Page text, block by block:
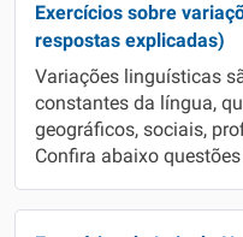
Exercícios sobre
respostas explicadas)
Variações linguísticas
constantes da língua,
geográficos, sociais,
Confira abaixo